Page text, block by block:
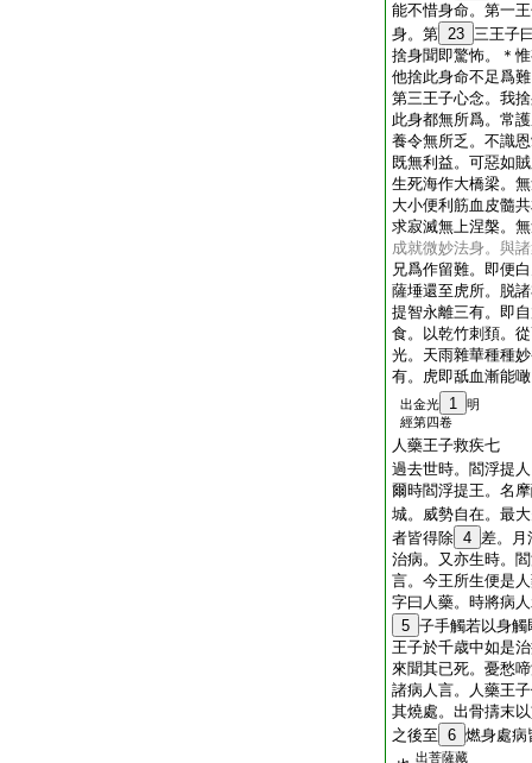
能不惜身命。第一
身。第 23 三王子
捨身聞即驚怖。＊
他捨此身命不足爲
第三王子心念。我
此身都無所爲。常
養令無所乏。不識
既無利益。可惡如
生死海作大橋梁。
大小便利筋血皮髓
求寂滅無上涅槃。
成就微妙法身。與
兄爲作留難。即便
薩埵還至虎所。脱
提智永離三有。即
食。以乾竹刺頚。
光。天雨雜華種種
有。虎即舐血漸能
出金光 1
明
經第四卷
人藥王子救疾七
過去世時。閻浮提
爾時閻浮提王。名
城。威勢自在。最
者皆得除 4 差。月
治病。又亦生時。
言。今王所生便是
字曰人藥。時將病
5 子手觸若以身
王子於千歳中如是
來聞其已死。憂愁
諸病人言。人藥王
其燒處。出骨擣末
之後至 6 燃身處病
出菩薩藏